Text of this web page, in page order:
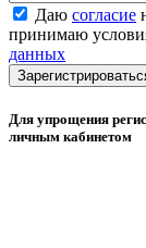
Даю согласие
принимаю
данных
Для упрощения
личным кабинетом